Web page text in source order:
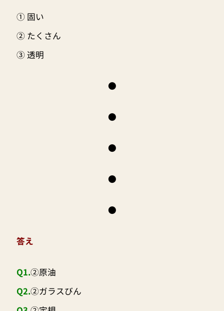
① 固い
② たくさん
③ 透明
●
●
●
●
●
答え
Q1.②原油
Q2.②ガラスびん